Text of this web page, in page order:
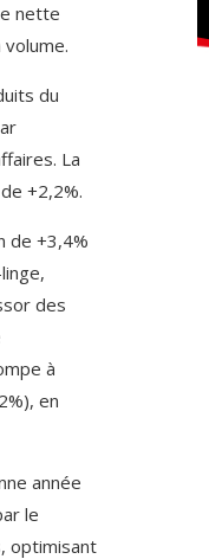
nette
du
La
+2,2%.
de +3,4%
des
à
en
année
le
optimisant